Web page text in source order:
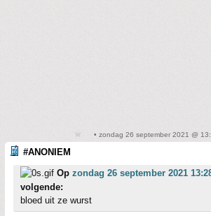
• zondag 26 september 2021 @
#ANONIEM
Op zondag 26 september 2021
volgende:
bloed uit ze wurst